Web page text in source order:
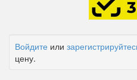
Войдите или
цену.